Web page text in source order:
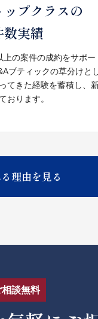
プクラスの
数実績
の案件の成約をサポー
ブティックの草分けと
てきた経験を蓄積し、
おります。
理由を見る
相談無料